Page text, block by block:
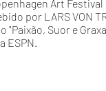
Art
por LARS VON
"Paixão, Suor e
ESPN.